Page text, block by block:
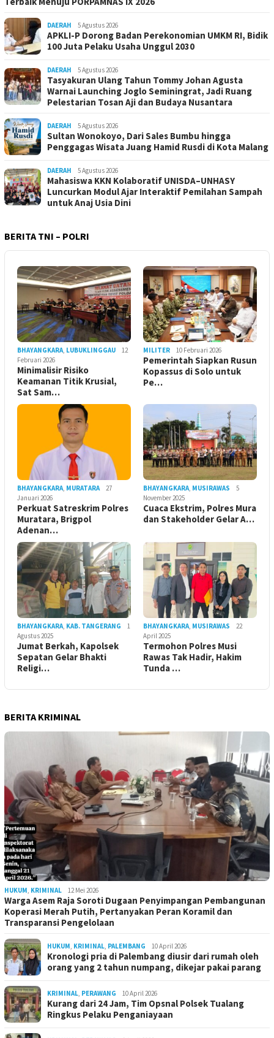
DAERAH 5 Agustus 2026
APKLI-P Dorong Badan Perekonomian UMKM RI, Bidik
100 Juta Pelaku Usaha Unggul 2030
DAERAH 5 Agustus 2026
Tasyakuran Ulang Tahun Tommy Johan Agusta
Warnai Launching Joglo Seminingrat, Jadi Ruang
Pelestarian Tosan Aji dan Budaya Nusantara
DAERAH 5 Agustus 2026
Sultan Wonokoyo, Dari Sales Bumbu hingga
Penggagas Wisata Juang Hamid Rusdi di Kota Malang
DAERAH 5 Agustus 2026
Mahasiswa KKN Kolaboratif UNISDA–UNHASY
Luncurkan Modul Ajar Interaktif Pemilahan Sampah
untuk Anaj Usia Dini
BERITA TNI – POLRI
BHAYANGKARA LUBUKLINGGAU
12
Februari 2026
Minimalisir Risiko
Keamanan Titik Krusial,
Sat Sam…
MILITER 10 Februari 2026
Pemerintah Siapkan Rusun
Kopassus di Solo untuk
Pe…
BHAYANGKARA MURATARA
27
Januari 2026
Perkuat Satreskrim Polres
Muratara, Brigpol
Adenan…
BHAYANGKARA MUSIRAWAS
5
November 2025
Cuaca Ekstrim, Polres Mura
dan Stakeholder Gelar A…
BHAYANGKARA KAB. TANGERANG
1
Agustus 2025
Jumat Berkah, Kapolsek
Sepatan Gelar Bhakti
Religi…
BHAYANGKARA MUSIRAWAS
22
April 2025
Termohon Polres Musi
Rawas Tak Hadir, Hakim
Tunda …
BERITA KRIMINAL
HUKUM KRIMINAL 12 Mei 2026
Warga Asem Raja Soroti Dugaan Penyimpangan Pembangunan
Koperasi Merah Putih, Pertanyakan Peran Koramil dan
Transparansi Pengelolaan
HUKUM KRIMINAL PALEMBANG 10 April 2026
Kronologi pria di Palembang diusir dari rumah oleh
orang yang 2 tahun numpang, dikejar pakai parang
KRIMINAL PERAWANG 10 April 2026
Kurang dari 24 Jam, Tim Opsnal Polsek Tualang
Ringkus Pelaku Penganiayaan